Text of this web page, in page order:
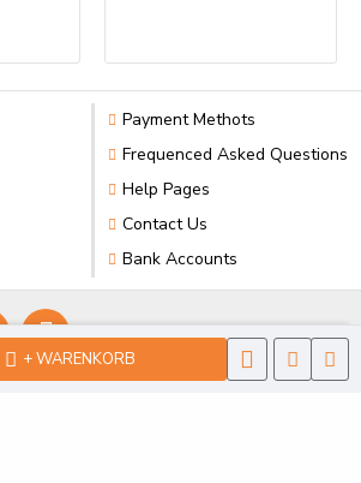
+ WARENKORB
Payment Methots
Frequenced Asked Questions
Help Pages
Contact Us
Bank Accounts